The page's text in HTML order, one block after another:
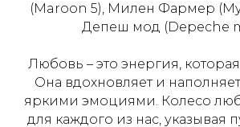
(Maroon 5), Милен Фармер
Депеш мод (Depeche
Любовь – это энергия,
Она вдохновляет и
яркими эмоциями. Колесо
для каждого из нас, указывая